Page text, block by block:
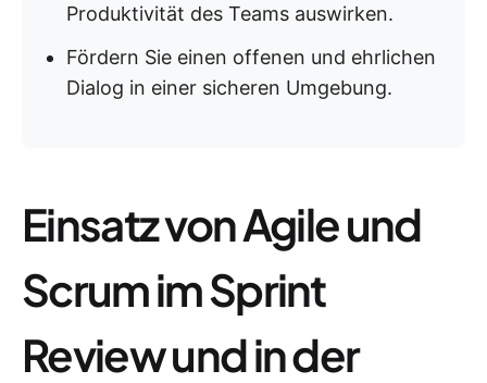
Produktivität des Teams auswirken.
Fördern Sie einen offenen und ehrlichen
Dialog in einer sicheren Umgebung.
Einsatz von Agile und
Scrum im Sprint
Review und in der